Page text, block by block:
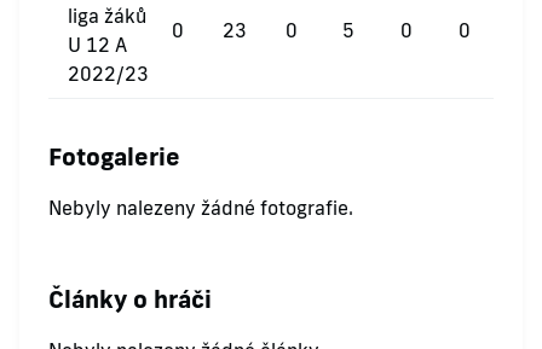
liga žáků
U 12 A
2022/23
0 23 0 5 0 0
Fotogalerie
Nebyly nalezeny žádné fotografie.
Články o hráči